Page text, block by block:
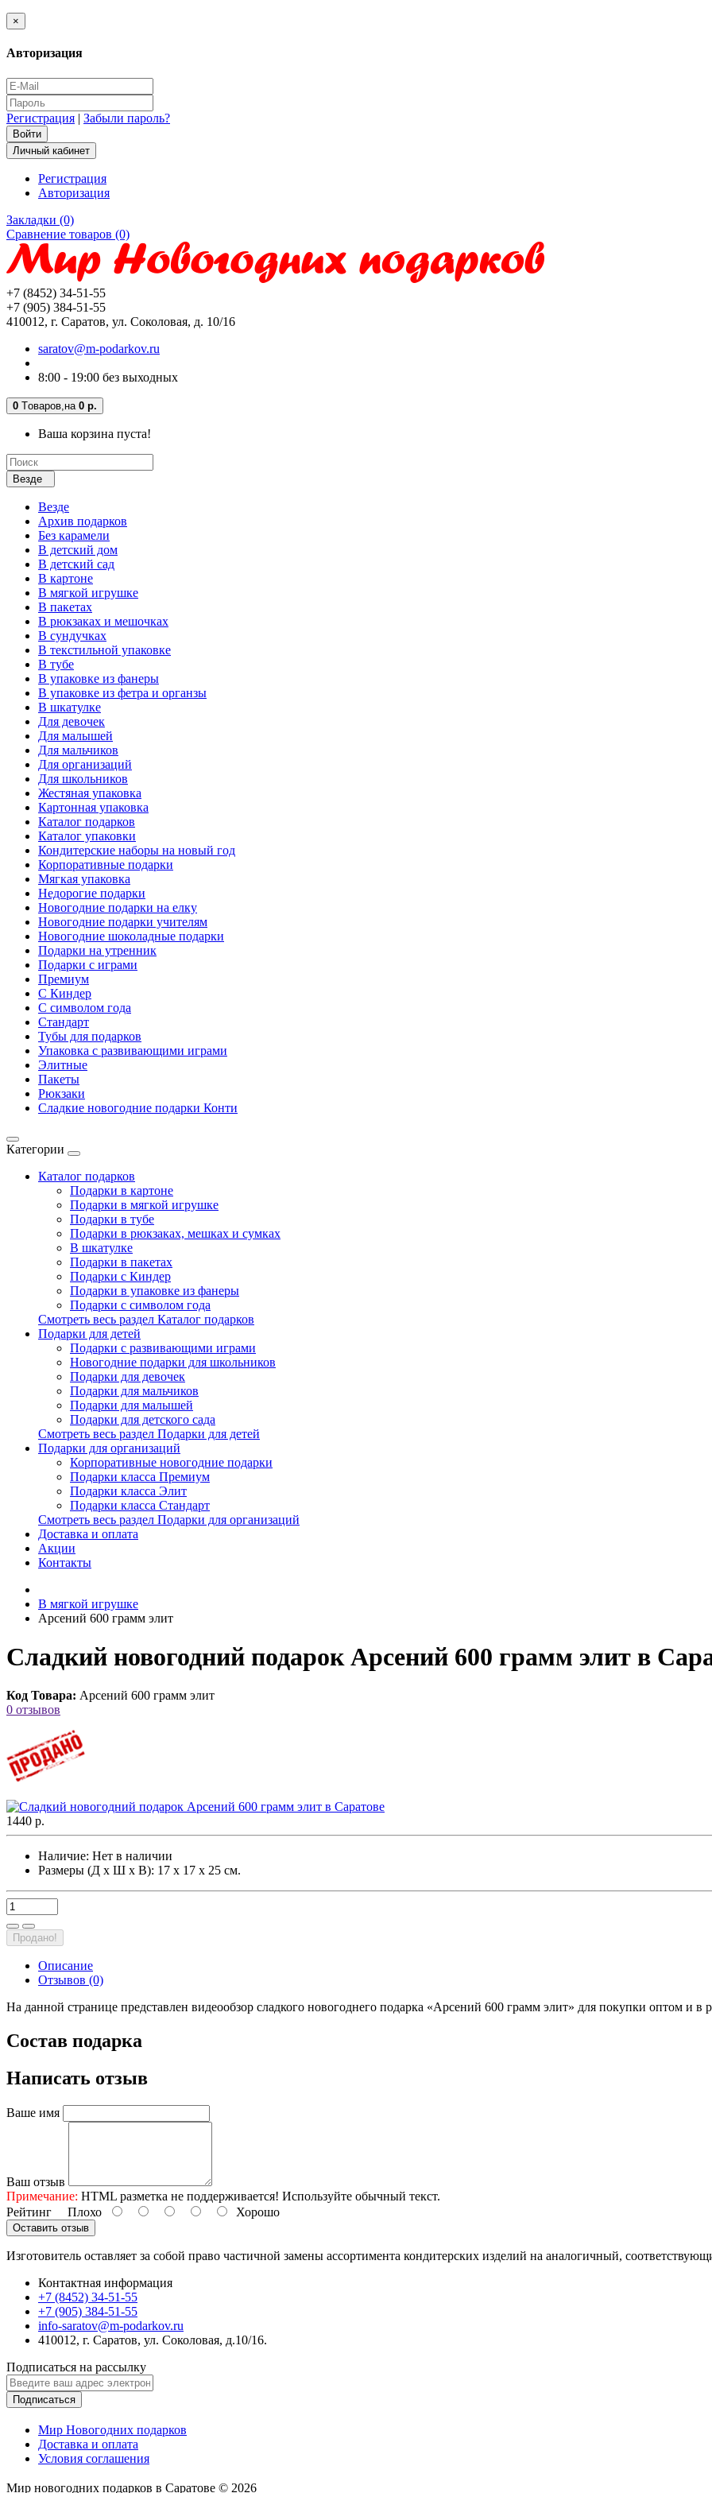
×
Авторизация
Регистрация | Забыли пароль?
Личный кабинет
Регистрация
Авторизация
Закладки (0)
Сравнение товаров (0)
+7 (8452) 34-51-55
+7 (905) 384-51-55
410012, г. Саратов, ул. Соколовая, д. 10/16
saratov@m-podarkov.ru
8:00 - 19:00 без выходных
0 Tоваров, на 0 р.
Ваша корзина пуста!
Везде
Везде
Архив подарков
Без карамели
В детский дом
В детский сад
В картоне
В мягкой игрушке
В пакетах
В рюкзаках и мешочках
В сундучках
В текстильной упаковке
В тубе
В упаковке из фанеры
В упаковке из фетра и органзы
В шкатулке
Для девочек
Для малышей
Для мальчиков
Для организаций
Для школьников
Жестяная упаковка
Картонная упаковка
Каталог подарков
Каталог упаковки
Кондитерские наборы на новый год
Корпоративные подарки
Мягкая упаковка
Недорогие подарки
Новогодние подарки на елку
Новогодние подарки учителям
Новогодние шоколадные подарки
Подарки на утренник
Подарки с играми
Премиум
С Киндер
С символом года
Стандарт
Тубы для подарков
Упаковка с развивающими играми
Элитные
Пакеты
Рюкзаки
Сладкие новогодние подарки Конти
Категории
Каталог подарков
Подарки в картоне
Подарки в мягкой игрушке
Подарки в тубе
Подарки в рюкзаках, мешках и сумках
В шкатулке
Подарки в пакетах
Подарки с Киндер
Подарки в упаковке из фанеры
Подарки с символом года
Смотреть весь раздел Каталог подарков
Подарки для детей
Подарки с развивающими играми
Новогодние подарки для школьников
Подарки для девочек
Подарки для мальчиков
Подарки для малышей
Подарки для детского сада
Смотреть весь раздел Подарки для детей
Подарки для организаций
Корпоративные новогодние подарки
Подарки класса Премиум
Подарки класса Элит
Подарки класса Стандарт
Смотреть весь раздел Подарки для организаций
Доставка и оплата
Акции
Контакты
В мягкой игрушке
Арсений 600 грамм элит
Сладкий новогодний подарок Арсений 600 грамм элит в
Код Товара: Арсений 600 грамм элит
0 отзывов
1440 р.
Наличие: Нет в наличии
Размеры (Д х Ш х В): 17 х 17 х 25 см.
Продано!
Описание
Отзывов (0)
На данной странице представлен видеообзор сладкого новогоднего подарка «Арсений 600 грамм элит» для покупки оптом и в
Состав подарка
Написать отзыв
Ваше имя
Ваш отзыв
Примечание: HTML разметка не поддерживается! Используйте обычный текст.
Рейтинг Плохо Хорошо
Оставить отзыв
Изготовитель оставляет за собой право частичной замены ассортимента кондитерских изделий на аналогичный,
Контактная информация
+7 (8452) 34-51-55
+7 (905) 384-51-55
info-saratov@m-podarkov.ru
410012, г. Саратов, ул. Соколовая, д.10/16.
Подписаться на рассылку
Подписаться
Мир Новогодних подарков
Доставка и оплата
Условия соглашения
Мир новогодних подарков в Саратове © 2026